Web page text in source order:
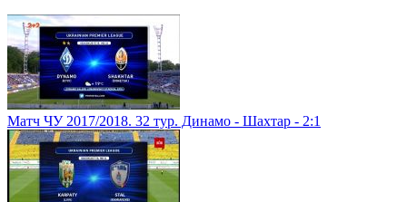
Матч ЧУ 2017/2018. 32 тур. Динамо - Шахтар - 2:1